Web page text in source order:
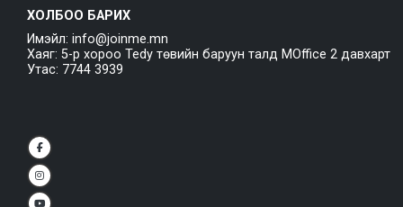
ХОЛБОО БАРИХ
Имэйл: info@joinme.mn
Хаяг: 5-р хороо Tedy төвийн баруун талд MOffice 2 давхарт
Утас: 7744 3939